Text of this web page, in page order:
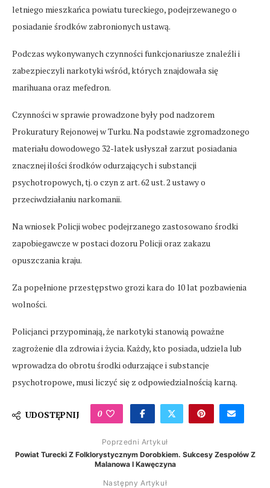
letniego mieszkańca powiatu tureckiego, podejrzewanego o
posiadanie środków zabronionych ustawą.
Podczas wykonywanych czynności funkcjonariusze znaleźli i
zabezpieczyli narkotyki wśród, których znajdowała się
marihuana oraz mefedron.
Czynności w sprawie prowadzone były pod nadzorem
Prokuratury Rejonowej w Turku. Na podstawie zgromadzonego
materiału dowodowego 32-latek usłyszał zarzut posiadania
znacznej ilości środków odurzających i substancji
psychotropowych, tj. o czyn z art. 62 ust. 2 ustawy o
przeciwdziałaniu narkomanii.
Na wniosek Policji wobec podejrzanego zastosowano środki
zapobiegawcze w postaci dozoru Policji oraz zakazu
opuszczania kraju.
Za popełnione przestępstwo grozi kara do 10 lat pozbawienia
wolności.
Policjanci przypominają, że narkotyki stanowią poważne
zagrożenie dla zdrowia i życia. Każdy, kto posiada, udziela lub
wprowadza do obrotu środki odurzające i substancje
psychotropowe, musi liczyć się z odpowiedzialnością karną.
UDOSTĘPNIJ 0
Poprzedni Artykuł
Powiat Turecki Z Folklorystycznym Dorobkiem. Sukcesy Zespołów Z
Malanowa I Kawęczyna
Następny Artykuł